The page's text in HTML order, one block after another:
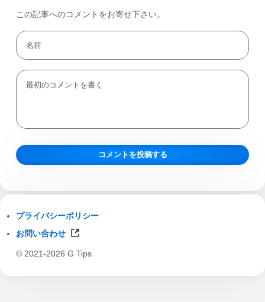
この記事へのコメントをお寄せ下さい。
プライバシーポリシー
お問い合わせ
© 2021-2026 G Tips